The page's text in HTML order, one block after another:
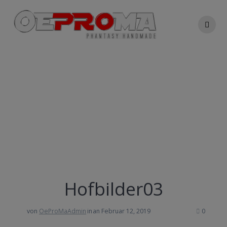
Inhalt
springen
Hofbilder03
von OeProMaAdmin inan Februar 12, 2019 0